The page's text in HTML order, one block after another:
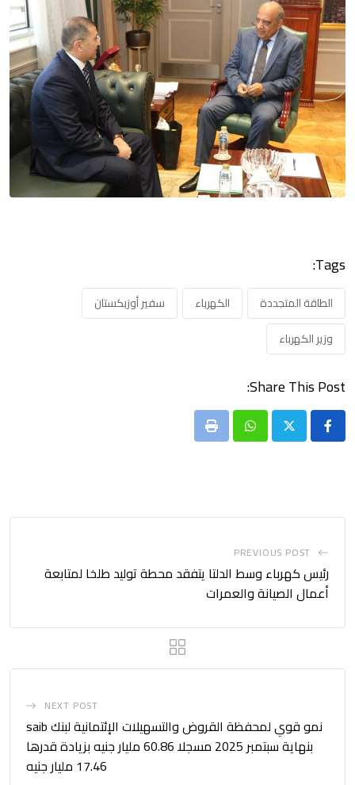
Tags:
الطاقة المتجددة الكهرباء
سفير أوزبكستان
وزير الكهرباء
Share This Post:
Whatsapp
Print
PREVIOUS POST
رئيس كهرباء وسط الدلتا يتفقد محطة توليد طلخا لمتابعة
أعمال الصيانة والعمرات
NEXT POST
نمو قوي لمحفظة القروض والتسهيلات الإئتمانية لبنك saib
بنهاية سبتمبر 2025 مسجلا 60.86 مليار جنيه بزيادة قدرها
17.46 مليار جنيه